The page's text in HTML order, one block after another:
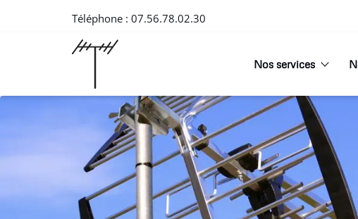
Téléphone : 07.56.78.02.30
Nos services